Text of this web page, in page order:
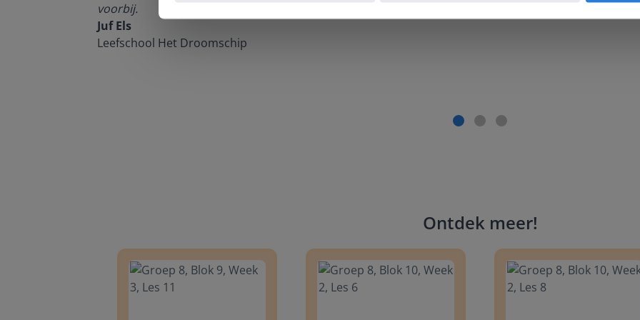
voorbij.
Juf Els
Leefschool Het Droomschip
Ontdek meer!